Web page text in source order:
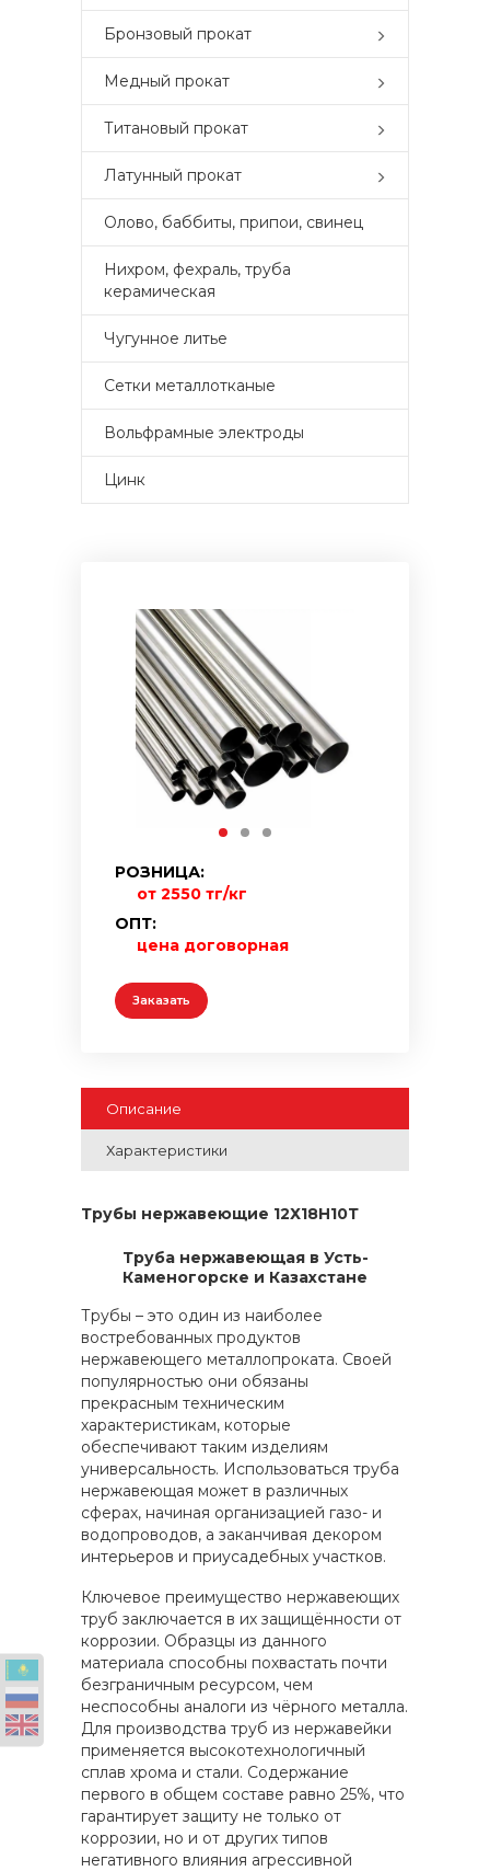
Бронзовый прокат
Медный прокат
Титановый прокат
Латунный прокат
Олово, баббиты, припои, свинец
Нихром, фехраль, труба
керамическая
Чугунное литье
Сетки металлотканые
Вольфрамные электроды
Цинк
РОЗНИЦА:
от 2550 тг/кг
ОПТ:
цена договорная
Заказать
Описание
Характеристики
Трубы нержавеющие 12Х18Н10Т
Труба нержавеющая в Усть-
Каменогорске и Казахстане
Трубы – это один из наиболее
востребованных продуктов
нержавеющего металлопроката. Своей
популярностью они обязаны
прекрасным техническим
характеристикам, которые
обеспечивают таким изделиям
универсальность. Использоваться труба
нержавеющая может в различных
сферах, начиная организацией газо- и
водопроводов, а заканчивая декором
интерьеров и приусадебных участков.
Ключевое преимущество нержавеющих
труб заключается в их защищённости от
коррозии. Образцы из данного
материала способны похвастать почти
безграничным ресурсом, чем
неспособны аналоги из чёрного металла.
Для производства труб из нержавейки
применяется высокотехнологичный
сплав хрома и стали. Содержание
первого в общем составе равно 25%, что
гарантирует защиту не только от
коррозии, но и от других типов
негативного влияния агрессивной